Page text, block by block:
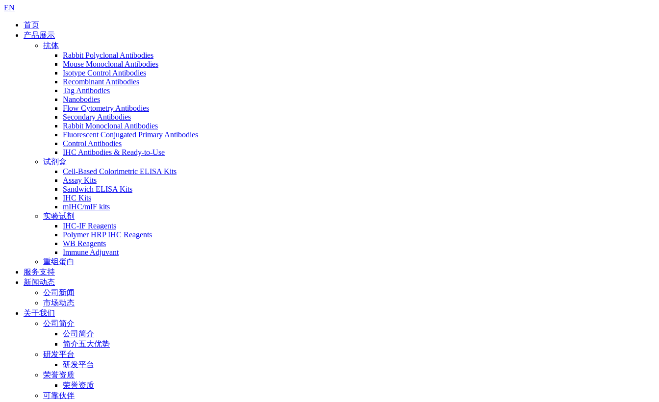
EN
首页
产品展示
抗体
Rabbit Polyclonal Antibodies
Mouse Monoclonal Antibodies
Isotype Control Antibodies
Recombinant Antibodies
Tag Antibodies
Nanobodies
Flow Cytometry Antibodies
Secondary Antibodies
Rabbit Monoclonal Antibodies
Fluorescent Conjugated Primary Antibodies
Control Antibodies
IHC Antibodies & Ready-to-Use
试剂盒
Cell-Based Colorimetric ELISA Kits
Assay Kits
Sandwich ELISA Kits
IHC Kits
mIHC/mIF kits
实验试剂
IHC-IF Reagents
Polymer HRP IHC Reagents
WB Reagents
Immune Adjuvant
重组蛋白
服务支持
新闻动态
公司新闻
市场动态
关于我们
公司简介
公司简介
简介五大优势
研发平台
研发平台
荣誉资质
荣誉资质
可靠伙伴